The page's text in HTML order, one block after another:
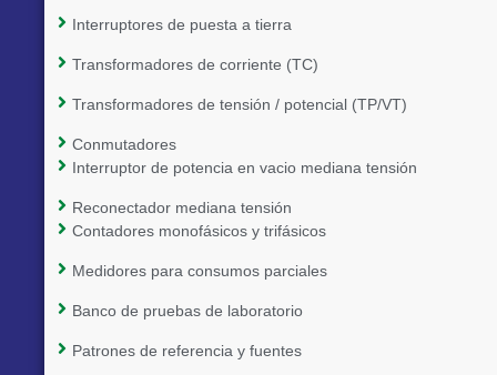
Interruptores de puesta a tierra
Transformadores de corriente (TC)
Transformadores de tensión / potencial (TP/VT)
Conmutadores
Interruptor de potencia en vacio mediana tensión
Reconectador mediana tensión
Contadores monofásicos y trifásicos
Medidores para consumos parciales
Banco de pruebas de laboratorio
Patrones de referencia y fuentes